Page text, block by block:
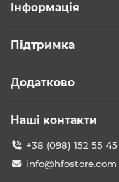
Інформація
Підтримка
Додатково
Наші контакти
+38 (098) 152 55 45
info@hfostore.com